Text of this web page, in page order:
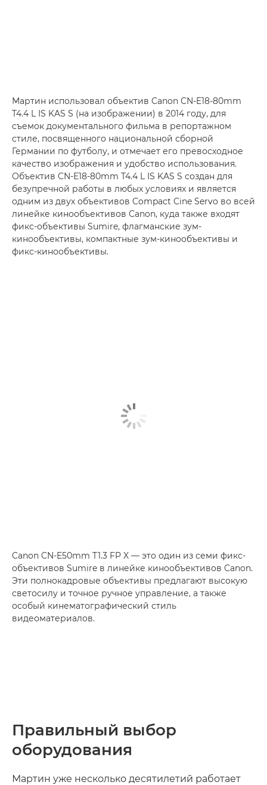
Мартин использовал объектив Canon CN-E18-80mm
T4.4 L IS KAS S (на изображении) в 2014 году, для
съемок документального фильма в репортажном
стиле, посвященного национальной сборной
Германии по футболу, и отмечает его превосходное
качество изображения и удобство использования.
Объектив CN-E18-80mm T4.4 L IS KAS S создан для
безупречной работы в любых условиях и является
одним из двух объективов Compact Cine Servo во всей
линейке кинообъективов Canon, куда также входят
фикс-объективы Sumire, флагманские зум-
кинообъективы, компактные зум-кинообъективы и
фикс-кинообъективы.
Canon CN-E50mm T1.3 FP X — это один из семи фикс-
объективов Sumire в линейке кинообъективов Canon.
Эти полнокадровые объективы предлагают высокую
светосилу и точное ручное управление, а также
особый кинематографический стиль
видеоматериалов.
Правильный выбор
оборудования
Мартин уже несколько десятилетий работает